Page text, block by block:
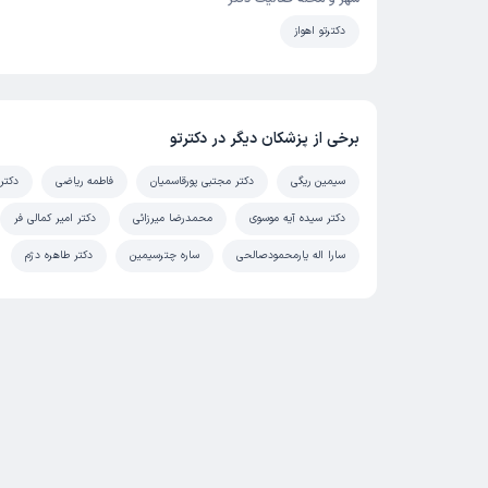
دکترتو اهواز
برخی از پزشکان دیگر در دکترتو
سیمین ریگی دکتر مجتبی پورقاسمیان فاطمه ریاضی
دکتر سیده آیه موسوی محمدرضا میرزائی دکتر امیر کمالی فر
سارا اله یارمحمودصالحی ساره چترسیمین دکتر طاهره دژم